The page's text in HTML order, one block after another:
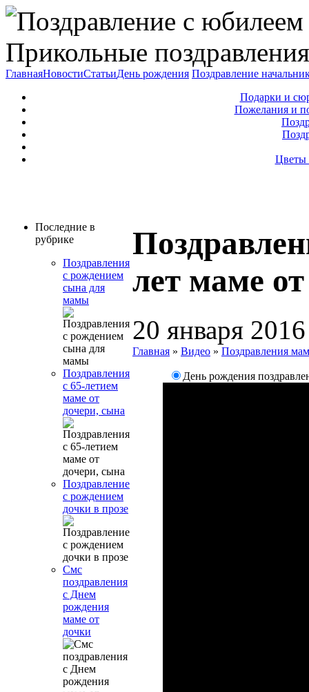
Прикольные
ГлавнаяНовостиСтатьиДень рождения Поздравление
Подарки и
Пожелания и
Цветы
Последние в
рубрике
Поздравления
с рождением
сына для
мамы
Поздравления
с 65-летием
маме от
дочери, сына
Поздравление
с рождением
дочки в прозе
Смс
поздравления
с Днем
рождения
маме от
дочки
лет маме от
20 января 2016
Главная » Видео » Поздравления
День рождения